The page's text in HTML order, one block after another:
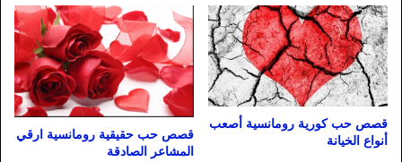
قصص حب كورية رومانسية أصعب
أنواع الخيانة
قصص حب حقيقية رومانسية ارقي
المشاعر الصادقة